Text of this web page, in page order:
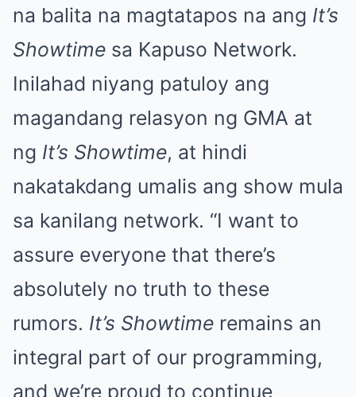
na balita na magtatapos na ang It’s
Showtime sa Kapuso Network.
Inilahad niyang patuloy ang
magandang relasyon ng GMA at
ng It’s Showtime, at hindi
nakatakdang umalis ang show mula
sa kanilang network. “I want to
assure everyone that there’s
absolutely no truth to these
rumors. It’s Showtime remains an
integral part of our programming,
and we’re proud to continue